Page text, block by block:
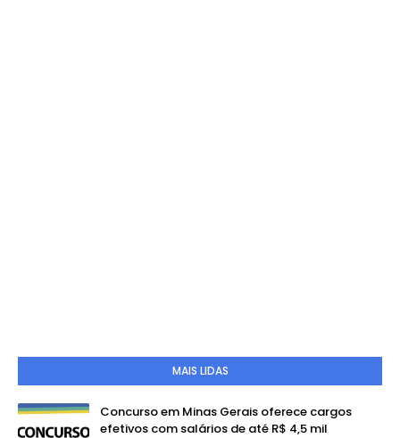
MAIS LIDAS
Concurso em Minas Gerais oferece cargos
efetivos com salários de até R$ 4,5 mil